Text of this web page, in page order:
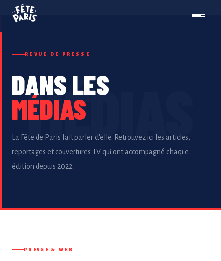
L'ASSOCIATION
LES BIENFÊTEURS
DANS LES MÉDIAS
REVUE DE PRESSE
DANS LES
MÉDIAS
La Fête de Paris fait parler d'elle. Retrouvez ici les articles,
reportages et couvertures TV qui ont accompagné chaque
édition depuis 2022.
PRESSE & WEB